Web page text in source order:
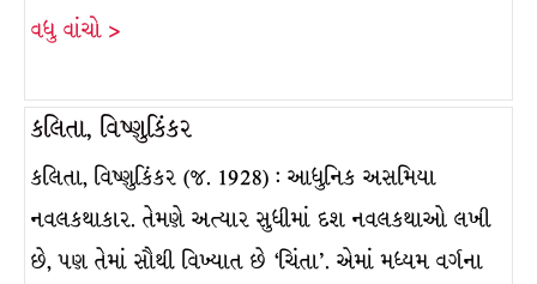
વધુ વાંચો >
કલિતા, વિષ્ણુકિંકર
કલિતા, વિષ્ણુકિંકર (જ. 1928) : આધુનિક અસમિયા
નવલકથાકાર. તેમણે અત્યાર સુધીમાં દશ નવલકથાઓ લખી
છે, પણ તેમાં સૌથી વિખ્યાત છે ‘ચિંતા’. એમાં મધ્યમ વર્ગના